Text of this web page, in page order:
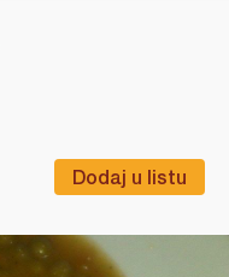
Dodaj u listu